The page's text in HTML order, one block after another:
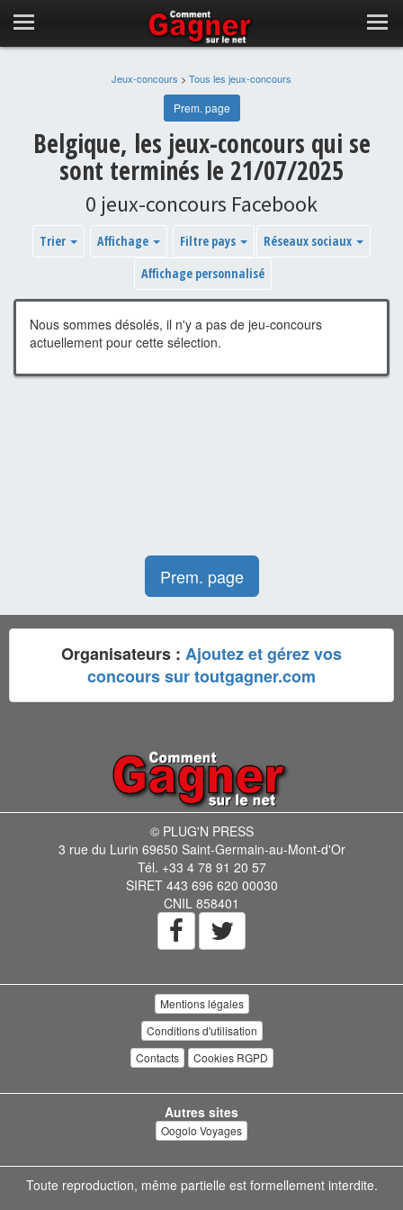
Jeux-concours > Tous les jeux-concours
Prem. page
Belgique, les jeux-concours qui se
sont terminés le 21/07/2025
0 jeux-concours Facebook
Trier Affichage Filtre pays
Réseaux sociaux
Affichage personnalisé
Nous sommes désolés, il n'y a pas de jeu-concours
actuellement pour cette sélection.
Prem. page
Organisateurs : Ajoutez et gérez vos
concours sur toutgagner.com
© PLUG'N PRESS
3 rue du Lurin 69650 Saint-Germain-au-Mont-d'Or
Tél. +33 4 78 91 20 57
SIRET 443 696 620 00030
CNIL 858401
Mentions légales
Conditions d'utilisation
Contacts
Cookies RGPD
Autres sites
Oogolo Voyages
Toute reproduction, même partielle est formellement interdite.